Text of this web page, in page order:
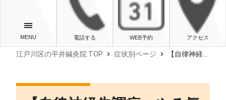
電話する WEB予約 アクセス
江戸川区の平井鍼灸院 TOP chevron_right 症状別ページ chevron_right 【自律神経失調症・やる気がでない】症状改善症例